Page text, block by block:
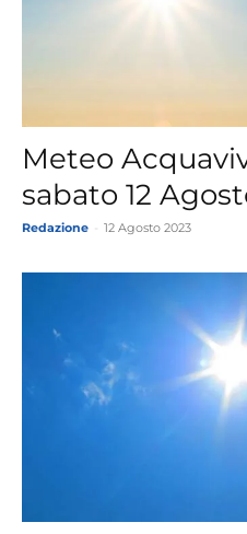
Meteo
sabato 12
Redazione 12 Agosto 2023